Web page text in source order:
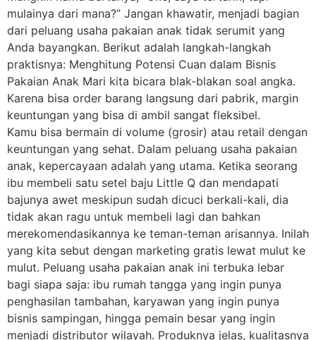
mulainya dari mana?” Jangan khawatir, menjadi bagian
dari peluang usaha pakaian anak tidak serumit yang
Anda bayangkan. Berikut adalah langkah-langkah
praktisnya: Menghitung Potensi Cuan dalam Bisnis
Pakaian Anak Mari kita bicara blak-blakan soal angka.
Karena bisa order barang langsung dari pabrik, margin
keuntungan yang bisa di ambil sangat fleksibel.
Kamu bisa bermain di volume (grosir) atau retail dengan
keuntungan yang sehat. Dalam peluang usaha pakaian
anak, kepercayaan adalah yang utama. Ketika seorang
ibu membeli satu setel baju Little Q dan mendapati
bajunya awet meskipun sudah dicuci berkali-kali, dia
tidak akan ragu untuk membeli lagi dan bahkan
merekomendasikannya ke teman-teman arisannya. Inilah
yang kita sebut dengan marketing gratis lewat mulut ke
mulut. Peluang usaha pakaian anak ini terbuka lebar
bagi siapa saja: ibu rumah tangga yang ingin punya
penghasilan tambahan, karyawan yang ingin punya
bisnis sampingan, hingga pemain besar yang ingin
menjadi distributor wilayah. Produknya jelas, kualitasnya